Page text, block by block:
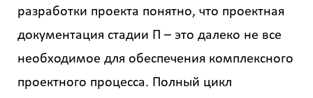
разработки проекта понятно, что проектная
документация стадии П – это далеко не все
необходимое для обеспечения комплексного
проектного процесса. Полный цикл